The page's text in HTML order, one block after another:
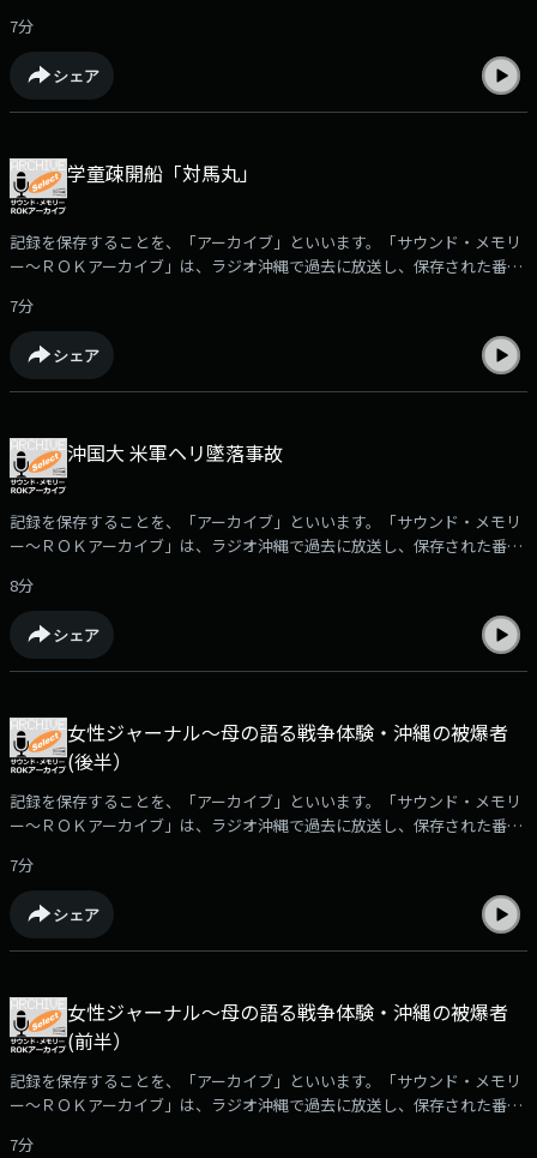
ド・メモリー～ROKアーカイブ」の中からさらに厳選した音をお届けしま
す。□米軍垂直離着陸輸送機ＭＶ２２オスプレイ配備（2012年10月1日）
に反対する県民の様子を伝える、2012年12月30日に放送された「2012重
大ニュース・沖縄この一年」をお聴きいただきます。（2020年10月7日放
の無断使用を禁じます。音源についてのお問合せは、ラジオ沖縄・制作部
までお願いいたします。
7分
シェア
学童疎開船「対馬丸」
記録を保存することを、「アーカイブ」といいます。「サウンド・メモリ
ー～ＲＯＫアーカイブ」は、ラジオ沖縄で過去に放送し、保存された番組
ド・メモリー～ROKアーカイブ」の中からさらに厳選した音をお届けしま
す。□太平洋戦争中の1944年8月22日に、米軍の魚雷攻撃によって沈没し
た、学童疎開船「対馬丸」の海上慰霊祭など「対馬丸」に関連した音をお
聴きいただきます。（2022年9月14日放送）※「サウンド・メモリー～Ｒ
いてのお問合せは、ラジオ沖縄・制作部までお願いいたします。
7分
シェア
沖国大 米軍ヘリ墜落事故
記録を保存することを、「アーカイブ」といいます。「サウンド・メモリ
ー～ＲＯＫアーカイブ」は、ラジオ沖縄で過去に放送し、保存された番組
ド・メモリー～ROKアーカイブ」の中からさらに厳選した音をお届けしま
す。□2004年8月13日に起きた、宜野湾市の沖縄国際大学への米軍ヘリコ
プター墜落事故の当日から、その後の県内外の動きを伝える、2004年12月
302日に放送された「2004年・重大ニュース～音でつづるこの一年」をお
ＯＫアーカイブ」で使用されている音源の無断使用を禁じます。音源につ
いてのお問合せは、ラジオ沖縄・制作部までお願いいたします。
8分
シェア
女性ジャーナル～母の語る戦争体験・沖縄の被爆者
(後半）
記録を保存することを、「アーカイブ」といいます。「サウンド・メモリ
ー～ＲＯＫアーカイブ」は、ラジオ沖縄で過去に放送し、保存された番組
ド・メモリー～ROKアーカイブ」の中からさらに厳選した音をお届けしま
す。□2週にわたり、沖縄出身で長崎で被爆した、牧志ツルさんの被爆体
験を取材し、1983年に放送された「女性ジャーナル～母の語る戦争体験」
をお聴きいただきます。牧志ツルさんが語る長崎での被爆体験の後半をお
ーカイブ」で使用されている音源の無断使用を禁じます。音源についての
お問合せは、ラジオ沖縄・制作部までお願いいたします。
7分
シェア
女性ジャーナル～母の語る戦争体験・沖縄の被爆者
(前半）
記録を保存することを、「アーカイブ」といいます。「サウンド・メモリ
ー～ＲＯＫアーカイブ」は、ラジオ沖縄で過去に放送し、保存された番組
ド・メモリー～ROKアーカイブ」の中からさらに厳選した音をお届けしま
7分